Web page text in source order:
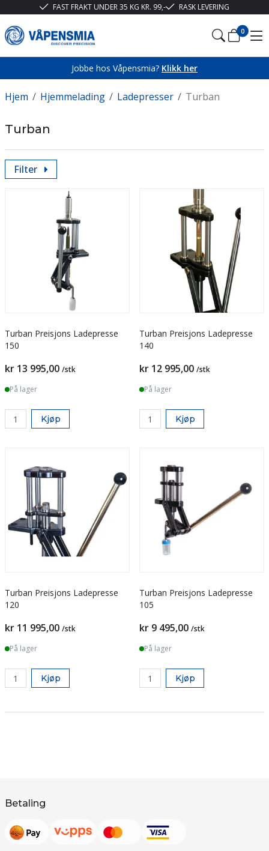
FAST FRAKT UNDER 35 KG KR. 99,- RASK LEVERING
0
Jobbe hos Våpensmia? Klikk her
/
Hjem /
Hjemmelading /
Ladepresser Turban
Turban
Filter
Turban Preisjons Ladepresse
150
kr 13 995,00 /stk
På lager
Kjøp
Turban Preisjons Ladepresse
140
kr 12 995,00 /stk
På lager
Kjøp
Turban Preisjons Ladepresse
120
kr 11 995,00 /stk
På lager
Kjøp
Turban Preisjons Ladepresse
105
kr 9 495,00 /stk
På lager
Kjøp
Betaling